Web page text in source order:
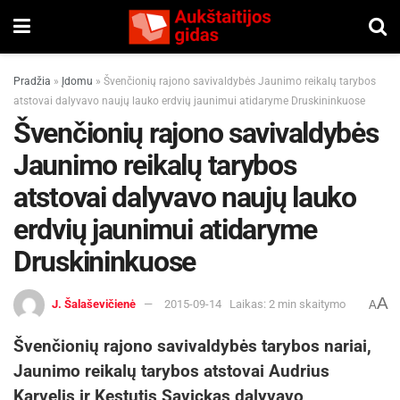
Pradžia » Įdomu » Švenčionių rajono savivaldybės Jaunimo reikalų tarybos
atstovai dalyvavo naujų lauko erdvių jaunimui atidaryme Druskininkuose
Švenčionių rajono savivaldybės
Jaunimo reikalų tarybos
atstovai dalyvavo naujų lauko
erdvių jaunimui atidaryme
Druskininkuose
J. Šalaševičienė 2015-09-14 Laikas: 2 min skaitymo AA
Švenčionių rajono savivaldybės tarybos nariai,
Jaunimo reikalų tarybos atstovai Audrius
Karvelis ir Kęstutis Savickas dalyvavo